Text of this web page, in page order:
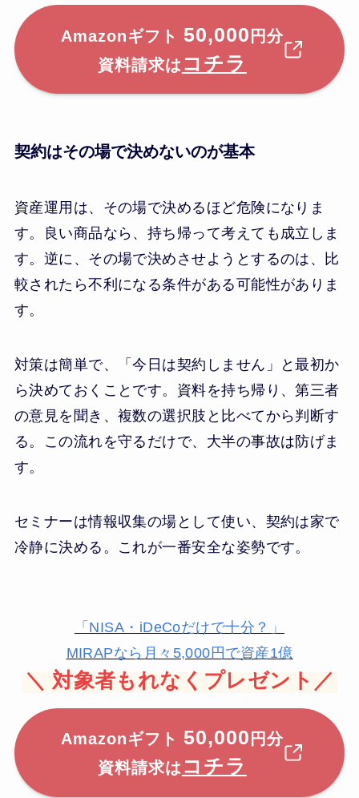
Amazonギフト 50,000 円分
資料請求は コチラ
契約はその場で決めないのが基本
資産運用は、その場で決めるほど危険になりま
す。良い商品なら、持ち帰って考えても成立しま
す。逆に、その場で決めさせようとするのは、比
較されたら不利になる条件がある可能性がありま
す。
対策は簡単で、「今日は契約しません」と最初か
ら決めておくことです。資料を持ち帰り、第三者
の意見を聞き、複数の選択肢と比べてから判断す
る。この流れを守るだけで、大半の事故は防げま
す。
セミナーは情報収集の場として使い、契約は家で
冷静に決める。これが一番安全な姿勢です。
「NISA・iDeCoだけで十分？」
MIRAPなら月々5,000円で資産1億
＼ 対象者もれなくプレゼント／
Amazonギフト 50,000 円分
資料請求はコチラ